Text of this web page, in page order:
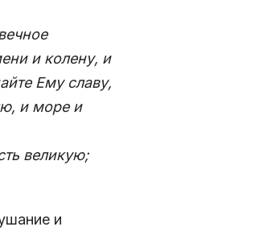
и колену, и
Ему славу,
и море и
великую;
и